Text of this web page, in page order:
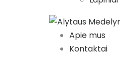
Apie mus
Kontaktai